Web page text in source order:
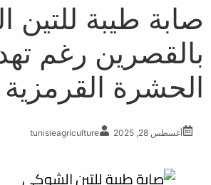
صابة طيبة للتين
بالقصرين رغم
الحشرة القرمزية
أغسطس 28, 2025 tunisieagriculture